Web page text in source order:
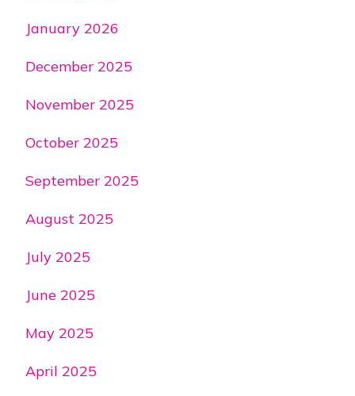
January 2026
December 2025
November 2025
October 2025
September 2025
August 2025
July 2025
June 2025
May 2025
April 2025